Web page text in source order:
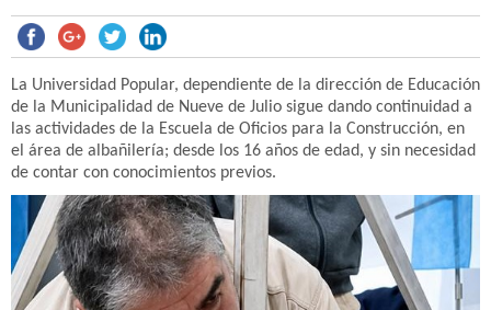
La Universidad Popular, dependiente de la dirección de Educación
de la Municipalidad de Nueve de Julio sigue dando continuidad a
las actividades de la Escuela de Oficios para la Construcción, en
el área de albañilería; desde los 16 años de edad, y sin necesidad
de contar con conocimientos previos.